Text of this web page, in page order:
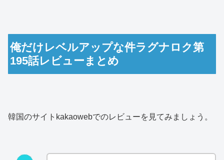
俺だけレベルアップな件ラグナロク第
195話レビューまとめ
韓国のサイトkakaowebでのレビューを見てみましょう。